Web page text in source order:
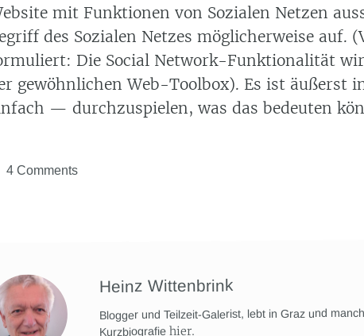
mit Funktionen von Sozialen Netzen
des Sozialen Netzes möglicherweise auf.
Die Social Network-Funktionalität
gewöhnlichen Web-Toolbox). Es ist
— durchzuspielen, was das bedeuten
4 Comments
Heinz Wittenbrink
Blogger und Teilzeit-Galerist, lebt in Graz und
Kurzbiografiehier.